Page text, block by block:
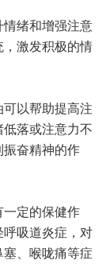
绪和增强注意
激发积极的情
以帮助提高注
落或注意力不
奋精神的作
定的保健作
吸道炎症，对
、喉咙痛等症